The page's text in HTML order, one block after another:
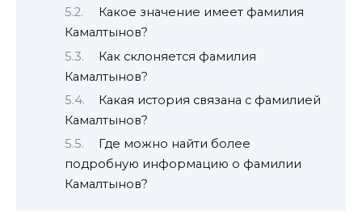
Какое значение имеет фамилия
Камалтынов?
Как склоняется фамилия
Камалтынов?
Какая история связана с фамилией
Камалтынов?
Где можно найти более
подробную информацию о фамилии
Камалтынов?